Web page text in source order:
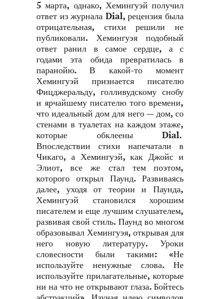
5 марта, однако, Хемингуэй получил
ответ из журнала Dial, рецензия была
отрицательная, стихи решили не
публиковали. Хемингуэя подобный
ответ ранил в самое сердце, а с
годами эта обида превратилась в
паранойю. В какой-то момент
Хемингуэй признается писателю
Фицджеральду, голливудскому снобу
и ярчайшему писателю того времени,
что идеальный дом для него — дом, со
стенами в туалетах на каждом этаже,
которые обклеены Dial.
Впоследствии стихи напечатали в
Чикаго, а Хемингуэй, как Джойс и
Элиот, все же стал тем поэтом,
которого открыл Паунд. Развиваясь
далее, уходя от теории и Паунда,
Хемингуэй становился хорошим
писателем и еще лучшим слушателем,
развивая свой стиль. Паунд во многом
образовывал Хемингуэя, открывая для
него новую литературу. Уроки
словесности были такими: «Не
используйте ненужные слова. Не
используйте прилагательные, которые
ни на что не открывают глаза. Бойтесь